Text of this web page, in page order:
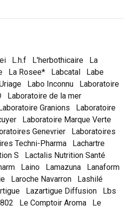
L.h.f L'herbothicaire
La
La Rosee* Labcatal
Labe
Labo Inconnu
Laboratoire
Laboratoire de la mer
Granions
Laboratoire
Laboratoire Marque Verte
Genevrier
Laboratoires
Techni-Pharma
Lachartre
S
Lactalis Nutrition Santé
Laino Lamazuna
Lanaform
Laroche Navarron
Lashilé
Lazartigue Diffusion
Lbs
Le Comptoir Aroma
Le